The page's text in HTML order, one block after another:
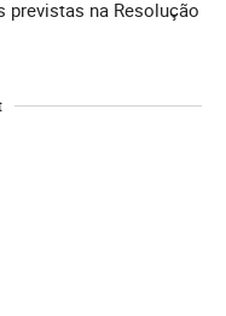
previstas na Resolução